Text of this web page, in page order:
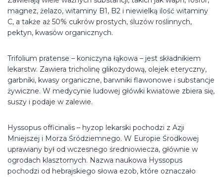
magnez, żelazo, witaminy B1, B2 i niewielką ilość witaminy
C, a także aż 50% cukrów prostych, śluzów roślinnych,
pektyn, kwasów organicznych.
Trifolium pratense – koniczyna łąkowa – jest składnikiem
lekarstw. Zawiera tricholinę glikozydową, olejek eteryczny,
garbniki, kwasy organiczne, barwniki flawonowe i substancje
żywiczne. W medycynie ludowej główki kwiatowe zbiera się,
suszy i podaje w zalewie.
Hyssopus officinalis – hyzop lekarski pochodzi z Azji
Mniejszej i Morza Śródziemnego. W Europie Środkowej
uprawiany był od wczesnego średniowiecza, głównie w
ogrodach klasztornych. Nazwa naukowa Hyssopus
pochodzi od hebrajskiego słowa ezob, które oznaczało